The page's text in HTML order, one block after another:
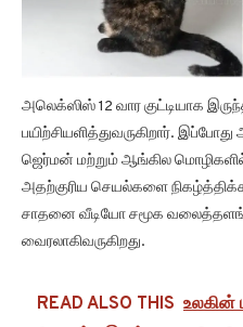
அலெக்ஸிஸ் 12 வார குட்டியாக
பயிற்சியளித்துவருகிறார்.
ஜெர்மன் மற்றும் ஆங்கில
அதற்குரிய செயல்களை
சாதனை வீடியோ சமூக
வைரலாகிவருகிறது.
READ ALSO THIS